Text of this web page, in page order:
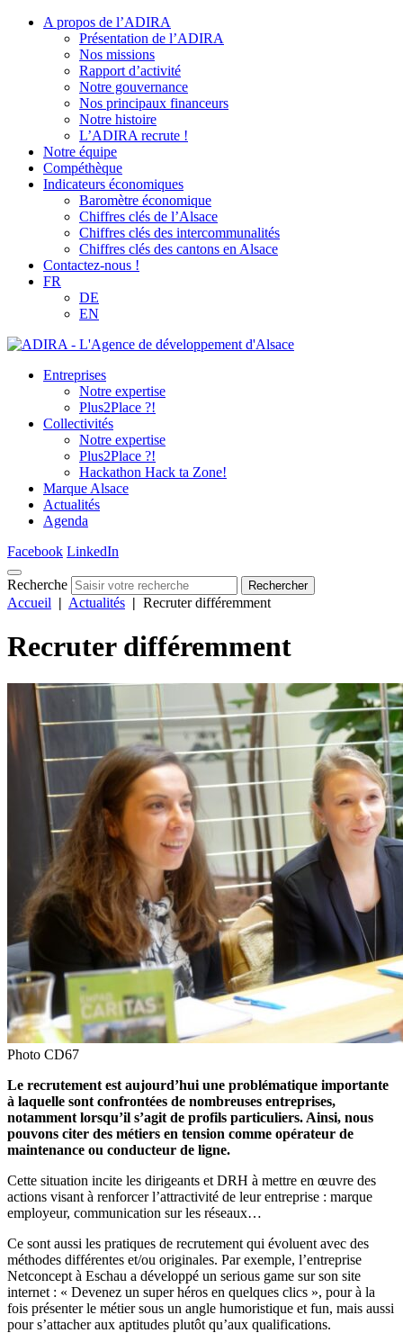
A propos de l’ADIRA
Présentation de l’ADIRA
Nos missions
Rapport d’activité
Notre gouvernance
Nos principaux financeurs
Notre histoire
L’ADIRA recrute !
Notre équipe
Compéthèque
Indicateurs économiques
Baromètre économique
Chiffres clés de l’Alsace
Chiffres clés des intercommunalités
Chiffres clés des cantons en Alsace
Contactez-nous !
FR
DE
EN
Entreprises
Notre expertise
Plus2Place ?!
Collectivités
Notre expertise
Plus2Place ?!
Hackathon Hack ta Zone!
Marque Alsace
Actualités
Agenda
Facebook LinkedIn
Recherche Rechercher
Accueil | Actualités | Recruter différemment
Recruter différemment
Photo CD67
Le recrutement est aujourd’hui une problématique importante
à laquelle sont confrontées de nombreuses entreprises,
notamment lorsqu’il s’agit de profils particuliers. Ainsi, nous
pouvons citer des métiers en tension comme opérateur de
maintenance ou conducteur de ligne.
Cette situation incite les dirigeants et DRH à mettre en œuvre des
actions visant à renforcer l’attractivité de leur entreprise : marque
employeur, communication sur les réseaux…
Ce sont aussi les pratiques de recrutement qui évoluent avec des
méthodes différentes et/ou originales. Par exemple, l’entreprise
Netconcept à Eschau a développé un serious game sur son site
internet : « Devenez un super héros en quelques clics », pour à la
fois présenter le métier sous un angle humoristique et fun, mais aussi
pour s’attacher aux aptitudes plutôt qu’aux qualifications.